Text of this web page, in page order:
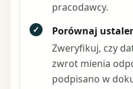
pracodawcy.
✓
Porównaj
Zweryfikuj, czy
zwrot mienia
podpisano w